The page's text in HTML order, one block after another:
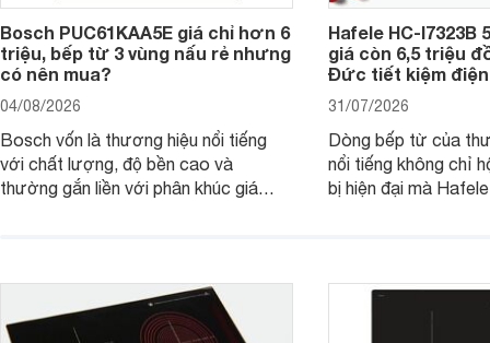
Bosch PUC61KAA5E giá chỉ hơn 6
triệu, bếp từ 3 vùng nấu rẻ nhưng
có nên mua?
04/08/2026
Bosch vốn là thương hiệu nổi tiếng
với chất lượng, độ bền cao và
thường gắn liền với phân khúc giá
đơn vị phân phối với mức giá khá dễ
tiếp cận, thu hút sự quan tâm của
nhiều người tiêu dùng.
Hafele HC-I7323B
giá còn 6,5 triệu
Đức tiết kiệm
31/07/2026
Dòng bếp từ của
nổi tiếng không chỉ
bị hiện đại mà
gia đình.